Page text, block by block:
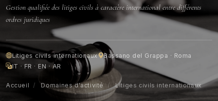
Gestion qualifiée des litiges civils à caractère international entre différents
ordres juridiques
Litiges civils internationaux
Bassano del Grappa · Roma
IT · FR · EN · AR
Accueil / Domaines d'activité / Litiges civils internationaux